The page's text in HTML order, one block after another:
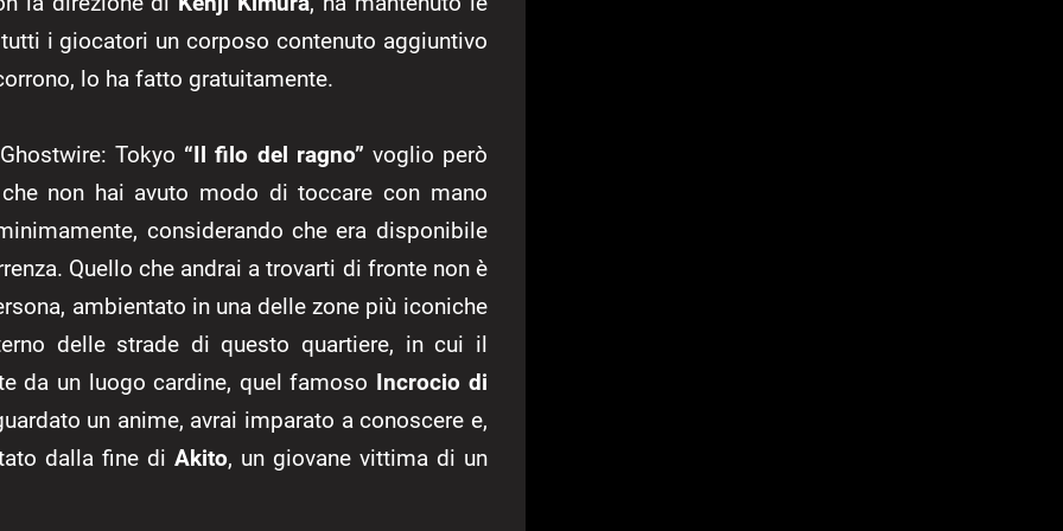
i giocatori un corposo contenuto aggiuntivo
lo ha fatto gratuitamente.
Tokyo “Il filo del ragno” voglio però
non hai avuto modo di toccare con mano
considerando che era disponibile
Quello che andrai a trovarti di fronte non è
ambientato in una delle zone più iconiche
delle strade di questo quartiere, in cui il
da un luogo cardine, quel famoso Incrocio di
un anime, avrai imparato a conoscere e,
dalla fine di Akito, un giovane vittima di un